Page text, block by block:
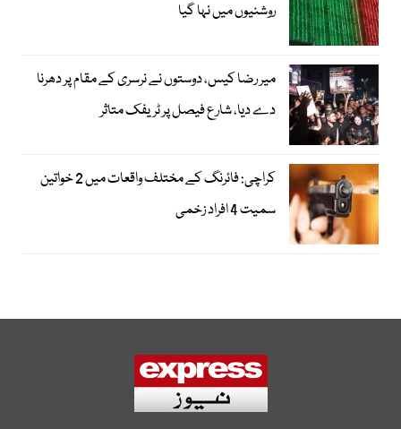
روشنیوں میں نہا گیا
میر رضا کیس، دوستوں نے نرسری کے مقام پر دھرنا
دے دیا، شارع فیصل پر ٹریفک متاثر
کراچی: فائرنگ کے مختلف واقعات میں 2 خواتین
سمیت 4 افراد زخمی